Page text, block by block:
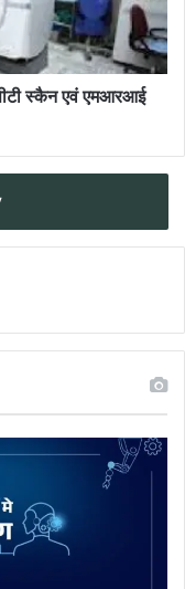
स्कैन एवं एमआरआई